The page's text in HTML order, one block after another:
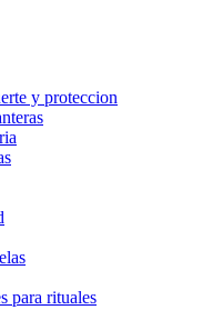
y proteccion
para rituales